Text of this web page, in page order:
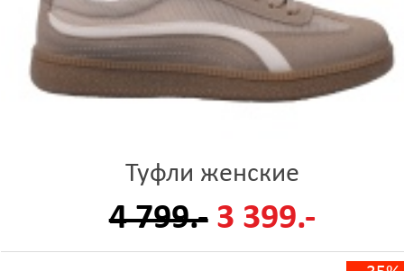
Туфли женские
4 799.- 3 399.-